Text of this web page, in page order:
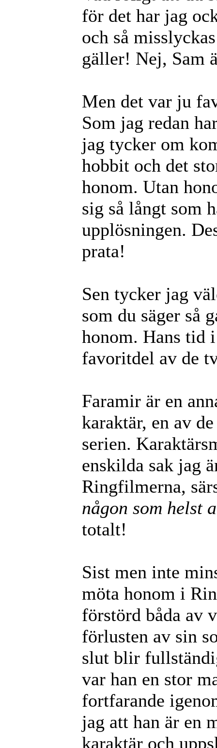
för det har jag
och så
gäller! Nej, Sam
Men det var ju
Som jag redan
jag tycker om
hobbit och det
honom. Utan
sig så långt som
upplösningen.
prata!
Sen tycker jag
som du säger så
honom. Hans tid
favoritdel av de
Faramir är en
karaktär, en av
serien.
enskilda sak jag
Ringfilmerna,
någon som helst
totalt!
Sist men inte
möta honom i
förstörd båda av
förlusten av sin
slut blir
var han en stor
fortfarande
jag att han är en
karaktär och